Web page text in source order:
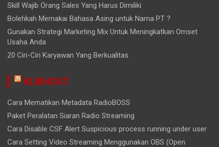
Skill Wajib Orang Sales Yang Harus Dimiliki
Bolehkah Memakai Bahasa Asing untuk Nama PT ?
Gunakan Strategi Marketing Mix Untuk Meningkatkan Omset
Usaha Anda
20 Ciri-Ciri Karyawan Yang Berkualitas
KLIKHOST
Cara Mematikan Metadata RadioBOSS
Paket Peralatan Siaran Radio Streaming
Cara Disable CSF Alert Suspicious process running under user
Cara Setting Video Streaming Menggunakan OBS (Open